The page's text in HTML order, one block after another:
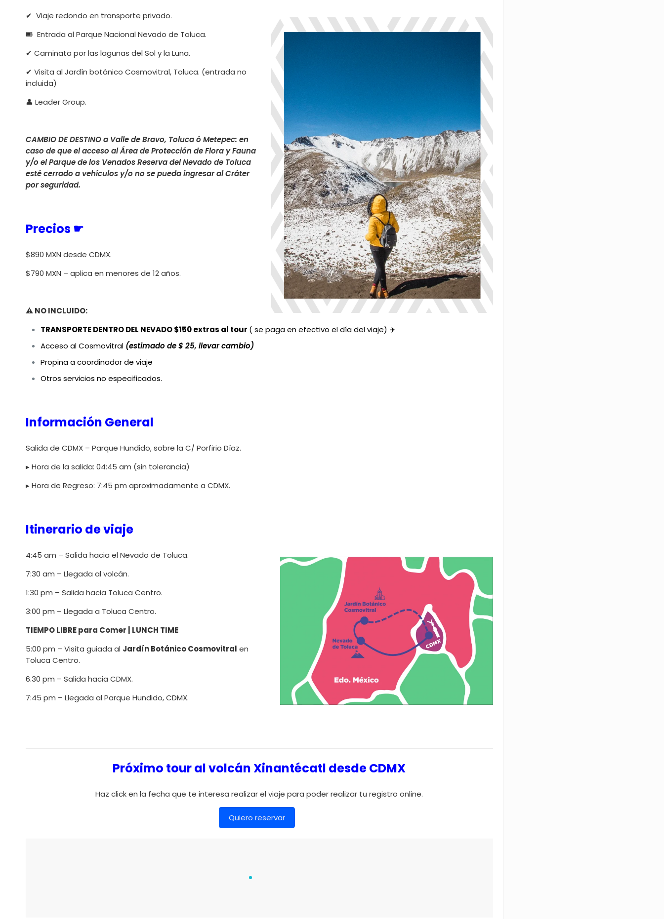
✔ ️ Viaje redondo en transporte privado.
🎟️ ️ Entrada al Parque Nacional Nevado de Toluca.
✔ ️Caminata por las lagunas del Sol y la Luna.
✔ ️Visita al Jardín botánico Cosmovitral, Toluca. (entrada no
incluida)
👤 ️Leader Group.
CAMBIO DE DESTINO a Valle de Bravo, Toluca ó Metepec: en
caso de que el acceso al Área de Protección de Flora y Fauna
y/o el Parque de los Venados Reserva del Nevado de Toluca
esté cerrado a vehículos y/o no se pueda ingresar al Cráter
por seguridad.
Precios ☛
$890 MXN desde CDMX.
$790 MXN – aplica en menores de 12 años.
⚠️NO INCLUIDO:
TRANSPORTE DENTRO DEL NEVADO $150 extras al tour ( se paga en efectivo el día del viaje) ✈️
Acceso al Cosmovitral (estimado de $ 25, llevar cambio)
Propina a coordinador de viaje
Otros servicios no especificados.
Información General
Salida de CDMX – Parque Hundido, sobre la C/ Porfirio Díaz.
▸ Hora de la salida: 04:45 am (sin tolerancia)
▸ Hora de Regreso: 7:45 pm aproximadamente a CDMX.
Itinerario de viaje
4:45 am – Salida hacia el Nevado de Toluca.
7:30 am – Llegada al volcán.
1:30 pm – Salida hacia Toluca Centro.
3:00 pm – Llegada a Toluca Centro.
TIEMPO LIBRE para Comer | LUNCH TIME
5:00 pm – Visita guiada al Jardín Botánico Cosmovitral en
Toluca Centro.
6.30 pm – Salida hacia CDMX.
7:45 pm – Llegada al Parque Hundido, CDMX.
Próximo tour al volcán Xinantécatl desde CDMX
Haz click en la fecha que te interesa realizar el viaje para poder realizar tu registro online.
Quiero reservar